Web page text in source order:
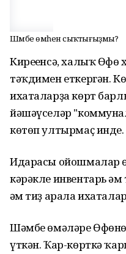
Шәмбе өмәһенә сыҡтығыҙмы?
Киреһенсә, халыҡ Өфө
тәҡдимен еткергән.
ихаталарҙа көрт
йәшәүселәр
көтөп ултырмаҫ инде.
Идарасы ойошмалар
кәрәкле инвентарь
һәм тиҙ арала
Шәмбе өмәләре
үткән. Ҡар-көрткә